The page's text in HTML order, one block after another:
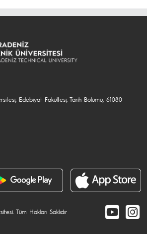
Edebiyat Fakültesi, Tarih Bölümü, 61080
Tüm Hakları Saklıdır